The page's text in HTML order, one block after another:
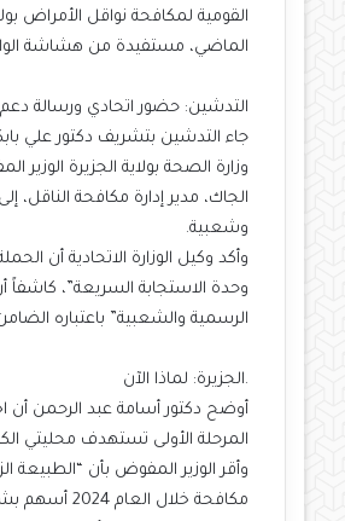
القومية لمكافحة نواقل الأمراض
الماضي، مستفيدة من هشاشة
التدشين: حضور اتحادي ورسالة دعم
جاء التدشين بتشريف دكتور علي
وزارة الصحة بولاية الجزيرة الوزير
الجاك، مدير إدارة مكافحة الناقل،
وشعبية.
وأكد وكيل الوزارة الاتحادية أن
وحدة الاستجابة السريعة”،
الرسمية والشعبية” باعتباره
.الجزيرة: لماذا الآن
أوضح دكتور أسامة عبد الرحمن أن
المرحلة الأولى تستهدف محليتي
وأقر الوزير المفوض بأن “الطبيعة
مكافحة